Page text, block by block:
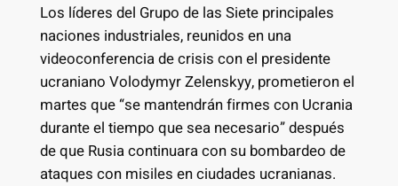
Los líderes del Grupo de las Siete principales
naciones industriales, reunidos en una
videoconferencia de crisis con el presidente
ucraniano Volodymyr Zelenskyy, prometieron el
martes que “se mantendrán firmes con Ucrania
durante el tiempo que sea necesario” después
de que Rusia continuara con su bombardeo de
ataques con misiles en ciudades ucranianas.